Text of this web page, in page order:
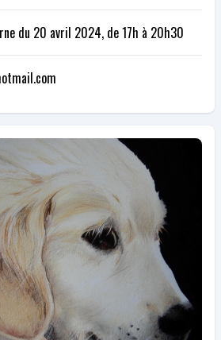
du 20 avril 2024, de 17h à 20h30